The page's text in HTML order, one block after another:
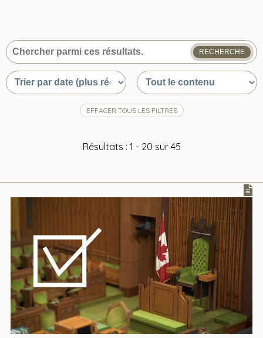
Que
recherchez-
vous
?
RECHERCHE
Trier
par
Trier
par
EFFACER TOUS LES FILTRES
Résultats : 1 - 20 sur 45